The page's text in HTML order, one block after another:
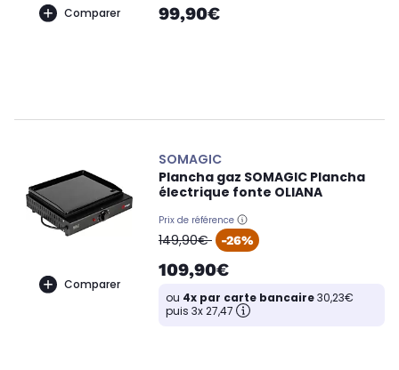
Comparer 99,90€
Comparer
SOMAGIC
Plancha gaz SOMAGIC Plancha
électrique fonte OLIANA
Prix de référence
oldPrice
149,90€ -26%
109,90€
ou 4x par carte bancaire30,23€
puis 3x 27,47